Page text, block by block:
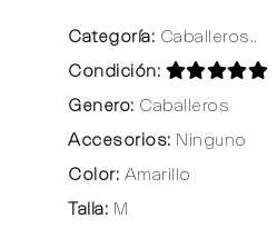
Categoría: Caballeros..
Condición:
Genero: Caballeros
Accesorios: Ninguno
Color: Amarillo
Talla: M